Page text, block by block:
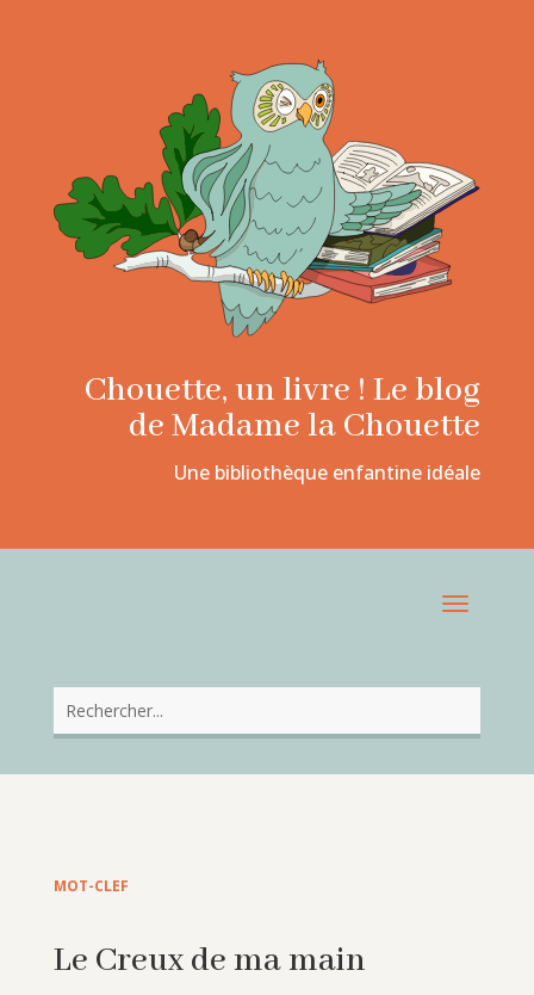
Chouette, un livre ! Le blog
de Madame la Chouette
Une bibliothèque enfantine idéale
MOT-CLEF
Le Creux de ma main